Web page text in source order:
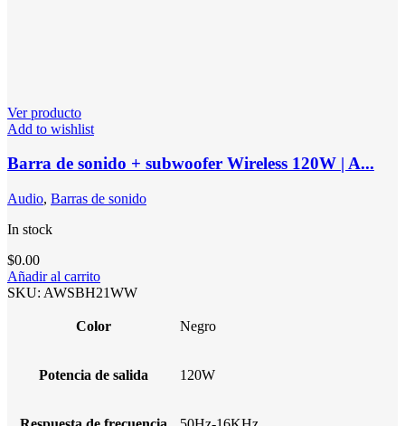
Ver producto
Add to wishlist
Barra de sonido + subwoofer Wireless 120W | A...
Audio, Barras de sonido
In stock
$0.00
Añadir al carrito
SKU: AWSBH21WW
Color Negro
Potencia de salida 120W